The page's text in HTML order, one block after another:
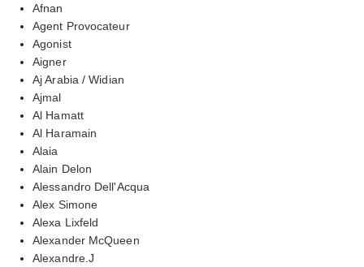
Afnan
Agent Provocateur
Agonist
Aigner
Aj Arabia / Widian
Ajmal
Al Hamatt
Al Haramain
Alaia
Alain Delon
Alessandro Dell'Acqua
Alex Simone
Alexa Lixfeld
Alexander McQueen
Alexandre.J